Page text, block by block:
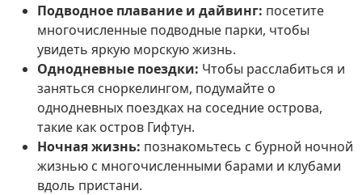
Подводное плавание и дайвинг: посетите
многочисленные подводные парки, чтобы
увидеть яркую морскую жизнь.
Однодневные поездки: Чтобы расслабиться и
заняться сноркелингом, подумайте о
однодневных поездках на соседние острова,
такие как остров Гифтун.
Ночная жизнь: познакомьтесь с бурной ночной
жизнью с многочисленными барами и клубами
вдоль пристани.